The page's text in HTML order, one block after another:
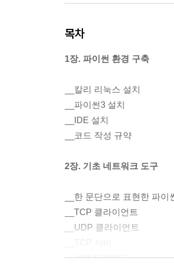
목차
1장. 파이썬 환경 구축
__칼리 리눅스 설치
__파이썬3 설치
__IDE 설치
__코드 작성 규약
2장. 기초 네트워크 도구
__한 문단으로 표현한 파이
__TCP 클라이언트
__UDP 클라이언트
__넷캣 대체하기